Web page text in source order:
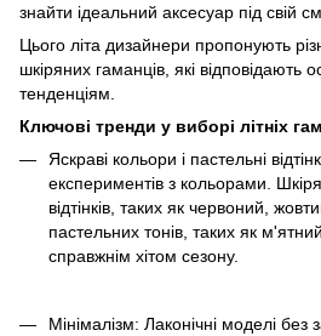
знайти ідеальний аксесуар під свій
Цього літа дизайнери пропонують
шкіряних гаманців, які відповідають
тенденціям.
Ключові тренди у виборі літніх
Яскраві кольори і пастельні
експериментів з кольорами.
відтінків, таких як червоний,
пастельних тонів, таких як
справжнім хітом сезону.
Мінімалізм: Лаконічні моделі без